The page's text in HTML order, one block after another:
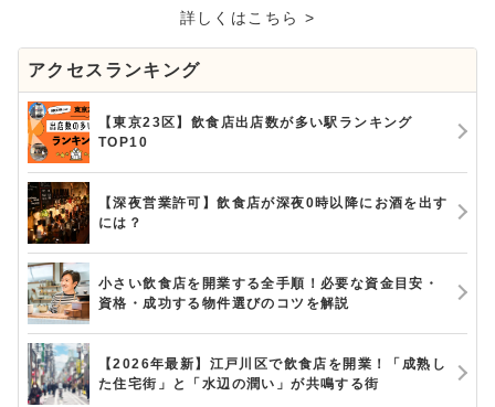
詳しくはこちら >
アクセスランキング
【東京23区】飲食店出店数が多い駅ランキング
TOP10
【深夜営業許可】飲食店が深夜0時以降にお酒を出す
には？
小さい飲食店を開業する全手順！必要な資金目安・
資格・成功する物件選びのコツを解説
【2026年最新】江戸川区で飲食店を開業！「成熟し
た住宅街」と「水辺の潤い」が共鳴する街